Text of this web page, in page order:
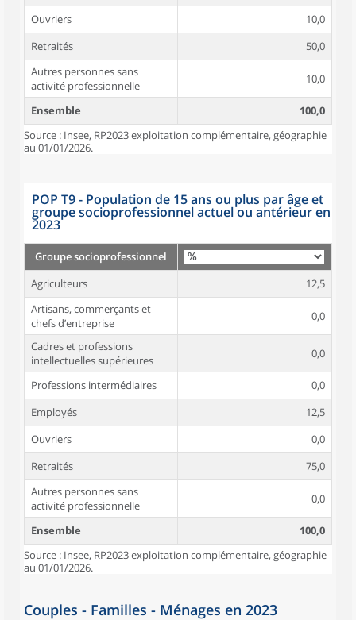
Ouvriers
10,0
Retraités
50,0
Autres personnes sans
activité professionnelle
10,0
Ensemble
100,0
Source : Insee, RP2023 exploitation complémentaire, géographie
au 01/01/2026.
POP T9 - Population de 15 ans ou plus par âge et
groupe socioprofessionnel actuel ou antérieur en
2023
Groupe socioprofessionnel
Agriculteurs
12,5
Artisans, commerçants et
chefs d’entreprise
0,0
Cadres et professions
intellectuelles supérieures
0,0
Professions intermédiaires
0,0
Employés
12,5
Ouvriers
0,0
Retraités
75,0
Autres personnes sans
activité professionnelle
0,0
Ensemble
100,0
Source : Insee, RP2023 exploitation complémentaire, géographie
au 01/01/2026.
Couples - Familles - Ménages en 2023